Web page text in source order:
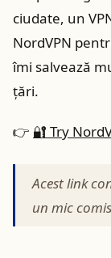
ciudate, un
NordVPN
îmi salvează
țări.
👉 🔐 Try
Acest link
un mic